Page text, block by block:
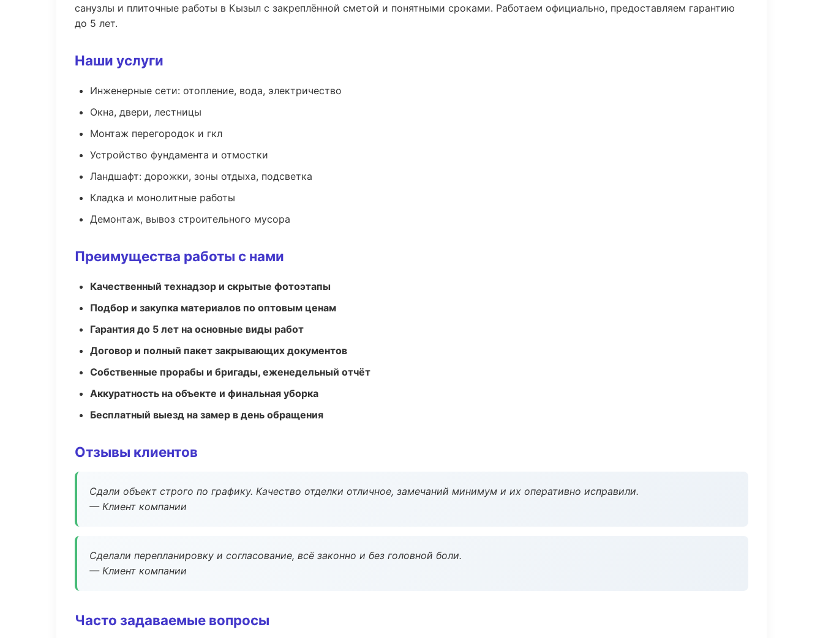
санузлы и плиточные работы в Кызыл с закреплённой сметой и понятными сроками. Работаем официально, предоставляем гарантию
до 5 лет.
Наши услуги
Инженерные сети: отопление, вода, электричество
Окна, двери, лестницы
Монтаж перегородок и гкл
Устройство фундамента и отмостки
Ландшафт: дорожки, зоны отдыха, подсветка
Кладка и монолитные работы
Демонтаж, вывоз строительного мусора
Преимущества работы с нами
Качественный технадзор и скрытые фотоэтапы
Подбор и закупка материалов по оптовым ценам
Гарантия до 5 лет на основные виды работ
Договор и полный пакет закрывающих документов
Собственные прорабы и бригады, еженедельный отчёт
Аккуратность на объекте и финальная уборка
Бесплатный выезд на замер в день обращения
Отзывы клиентов
Сдали объект строго по графику. Качество отделки отличное, замечаний минимум и их оперативно исправили.
— Клиент компании
Сделали перепланировку и согласование, всё законно и без головной боли.
— Клиент компании
Часто задаваемые вопросы